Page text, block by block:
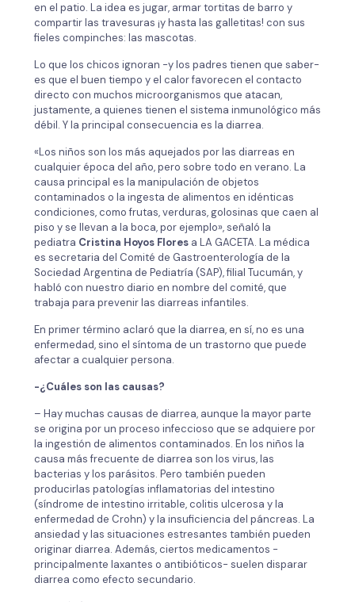
en el patio. La idea es jugar, armar tortitas de barro y
compartir las travesuras ¡y hasta las galletitas! con sus
fieles compinches: las mascotas.
Lo que los chicos ignoran -y los padres tienen que saber-
es que el buen tiempo y el calor favorecen el contacto
directo con muchos microorganismos que atacan,
justamente, a quienes tienen el sistema inmunológico más
débil. Y la principal consecuencia es la diarrea.
«Los niños son los más aquejados por las diarreas en
cualquier época del año, pero sobre todo en verano. La
causa principal es la manipulación de objetos
contaminados o la ingesta de alimentos en idénticas
condiciones, como frutas, verduras, golosinas que caen al
piso y se llevan a la boca, por ejemplo», señaló la
pediatra Cristina Hoyos Floresa LA GACETA. La médica
es secretaria del Comité de Gastroenterología de la
Sociedad Argentina de Pediatría (SAP), filial Tucumán, y
habló con nuestro diario en nombre del comité, que
trabaja para prevenir las diarreas infantiles.
En primer término aclaró que la diarrea, en sí, no es una
enfermedad, sino el síntoma de un trastorno que puede
afectar a cualquier persona.
-¿Cuáles son las causas?
– Hay muchas causas de diarrea, aunque la mayor parte
se origina por un proceso infeccioso que se adquiere por
la ingestión de alimentos contaminados. En los niños la
causa más frecuente de diarrea son los virus, las
bacterias y los parásitos. Pero también pueden
producirlas patologías inflamatorias del intestino
(síndrome de intestino irritable, colitis ulcerosa y la
enfermedad de Crohn) y la insuficiencia del páncreas. La
ansiedad y las situaciones estresantes también pueden
originar diarrea. Además, ciertos medicamentos -
principalmente laxantes o antibióticos- suelen disparar
diarrea como efecto secundario.